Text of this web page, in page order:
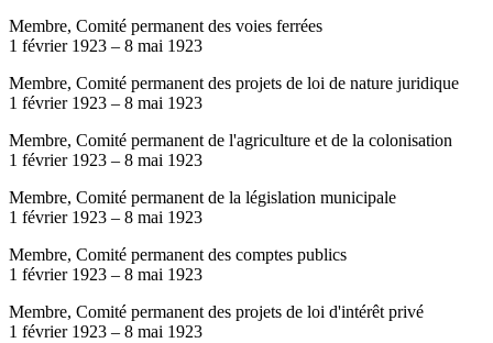
Membre, Comité permanent des voies ferrées
1 février 1923 – 8 mai 1923
Membre, Comité permanent des projets de loi de nature juridique
1 février 1923 – 8 mai 1923
Membre, Comité permanent de l'agriculture et de la colonisation
1 février 1923 – 8 mai 1923
Membre, Comité permanent de la législation municipale
1 février 1923 – 8 mai 1923
Membre, Comité permanent des comptes publics
1 février 1923 – 8 mai 1923
Membre, Comité permanent des projets de loi d'intérêt privé
1 février 1923 – 8 mai 1923